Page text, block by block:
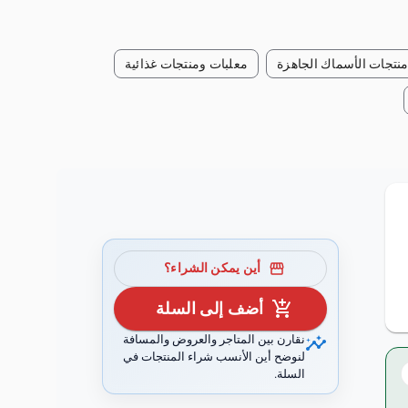
منتجات الأسماك الجاهزة معلبات ومنتجات غذائية
storefront أين يمكن الشراء؟
add_shopping_cart أضف إلى السلة
insightsنقارن بين المتاجر والعروض والمسافة
لنوضح أين الأنسب شراء المنتجات في
السلة.